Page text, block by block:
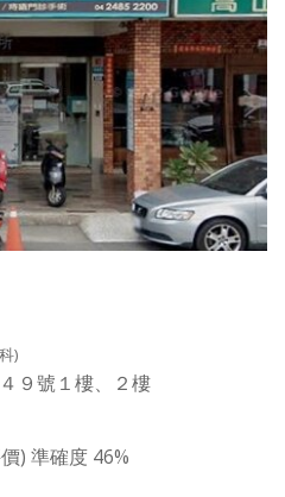
)
９號１樓、２樓
) 準確度 46%